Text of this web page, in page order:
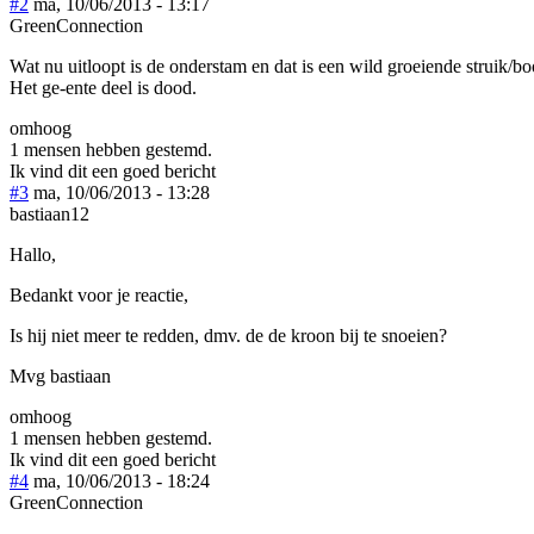
GreenConnection
Wat nu uitloopt is de onderstam en dat is een wild groeiende struik/
Het ge-ente deel is dood.
omhoog
1 mensen hebben gestemd.
Ik vind dit een goed bericht
#3 ma, 10/06/2013 - 13:28
bastiaan12
Hallo,
Bedankt voor je reactie,
Is hij niet meer te redden, dmv. de de kroon bij te snoeien?
Mvg bastiaan
omhoog
1 mensen hebben gestemd.
Ik vind dit een goed bericht
#4 ma, 10/06/2013 - 18:24
GreenConnection